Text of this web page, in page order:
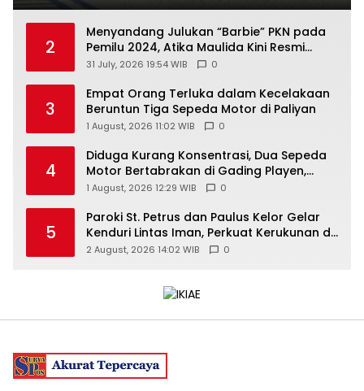
2
Menyandang Julukan “Barbie” PKN pada
Pemilu 2024, Atika Maulida Kini Resmi
Menjabat Sekretaris PIMDA PKN DIY
31 July, 2026 19:54 WIB 0
3
Empat Orang Terluka dalam Kecelakaan
Beruntun Tiga Sepeda Motor di Paliyan
1 August, 2026 11:02 WIB 0
4
Diduga Kurang Konsentrasi, Dua Sepeda
Motor Bertabrakan di Gading Playen,
Mahasiswi Meninggal
1 August, 2026 12:29 WIB 0
5
Paroki St. Petrus dan Paulus Kelor Gelar
Kenduri Lintas Iman, Perkuat Kerukunan di
Gunungkidul
2 August, 2026 14:02 WIB 0